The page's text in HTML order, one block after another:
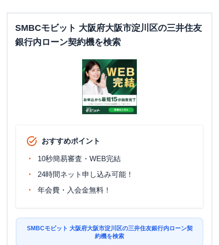
SMBCモビット 大阪府大阪市淀川区の三井住友
銀行内ローン契約機を検索
おすすめポイント
10秒簡易審査・WEB完結
24時間ネット申し込み可能！
年会費・入会金無料！
SMBCモビット 大阪府大阪市淀川区の三井住友銀行内ローン契
約機を検索